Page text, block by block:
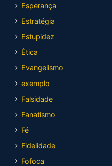
Esperança
Estratégia
Estupidez
Ética
Evangelismo
exemplo
Falsidade
Fanatismo
Fé
Fidelidade
Fofoca